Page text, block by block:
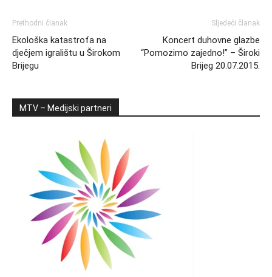
Prethodni članak
Ekološka katastrofa na
dječjem igralištu u Širokom
Brijegu
Sljedeći članak
Koncert duhovne glazbe
“Pomozimo zajedno!” – Široki
Brijeg 20.07.2015.
MTV – Medijski partneri